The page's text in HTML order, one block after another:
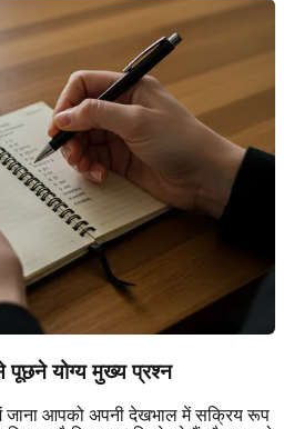
पूछने योग्य मुख्य प्रश्न
जाना आपको अपनी देखभाल में सक्रिय रूप